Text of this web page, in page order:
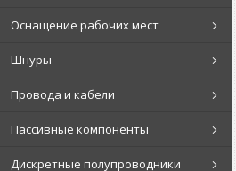
Оснащение рабочих мест
Шнуры
Провода и кабели
Пассивные компоненты
Дискретные полупроводники